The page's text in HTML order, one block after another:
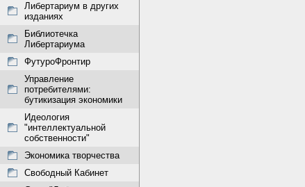
Либертариум в других
изданиях
Библиотечка
Либертариума
ФутуроФронтир
Управление
потребителями:
бутикизация экономики
Идеология
"интеллектуальной
собственности"
Экономика творчества
Свободный Кабинет